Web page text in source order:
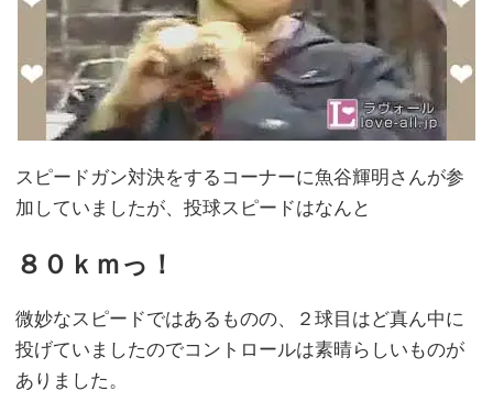
スピードガン対決をするコーナーに魚谷輝明さんが参
加していましたが、投球スピードはなんと
８０ｋｍっ！
微妙なスピードではあるものの、２球目はど真ん中に
投げていましたのでコントロールは素晴らしいものが
ありました。